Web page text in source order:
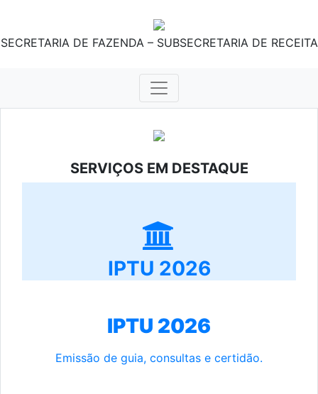
SECRETARIA DE FAZENDA – SUBSECRETARIA DE RECEITA
SERVIÇOS EM DESTAQUE
IPTU 2026
IPTU 2026
Emissão de guia, consultas e certidão.